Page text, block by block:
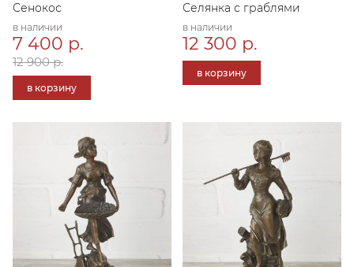
Сенокос
в наличии
7 400 р.
12 900 р.
в корзину
Селянка с граблями
в наличии
12 300 р.
в корзину